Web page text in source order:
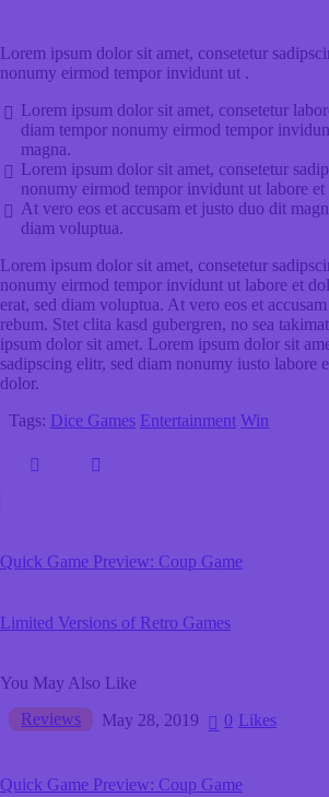
Lorem ipsum dolor sit amet, consetetur
nonumy eirmod tempor invidunt ut .
Lorem ipsum dolor sit amet, consetetur
diam tempor nonumy eirmod tempor
magna.
Lorem ipsum dolor sit amet, consetetur
nonumy eirmod tempor invidunt ut labore et
At vero eos et accusam et justo duo dit
diam voluptua.
Lorem ipsum dolor sit amet, consetetur
nonumy eirmod tempor invidunt ut labore et
erat, sed diam voluptua. At vero eos et
rebum. Stet clita kasd gubergren, no sea
ipsum dolor sit amet. Lorem ipsum dolor sit
sadipscing elitr, sed diam nonumy iusto labore
dolor.
Tags: Dice Games Entertainment Win
Quick Game Preview: Coup Game
Limited Versions of Retro Games
You May Also Like
Reviews
May 28, 2019 0 Likes
Quick Game Preview: Coup Game